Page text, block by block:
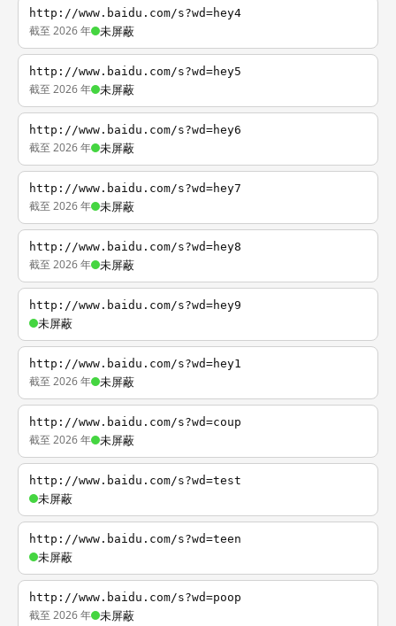
http://www.baidu.com/s?wd=hey4
截至 2026 年 未屏蔽
http://www.baidu.com/s?wd=hey5
截至 2026 年 未屏蔽
http://www.baidu.com/s?wd=hey6
截至 2026 年 未屏蔽
http://www.baidu.com/s?wd=hey7
截至 2026 年 未屏蔽
http://www.baidu.com/s?wd=hey8
截至 2026 年 未屏蔽
http://www.baidu.com/s?wd=hey9
未屏蔽
http://www.baidu.com/s?wd=hey1
截至 2026 年 未屏蔽
http://www.baidu.com/s?wd=coup
截至 2026 年 未屏蔽
http://www.baidu.com/s?wd=test
未屏蔽
http://www.baidu.com/s?wd=teen
未屏蔽
http://www.baidu.com/s?wd=poop
截至 2026 年 未屏蔽